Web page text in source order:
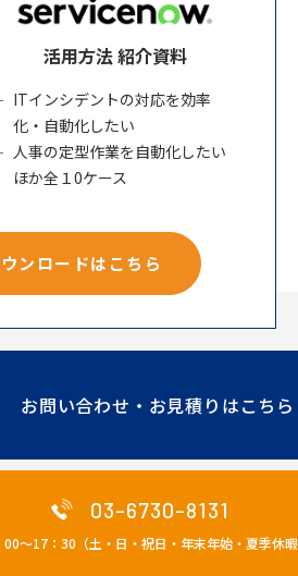
活用方法 紹介資料
ITインシデントの対応を効率
化・自動化したい
人事の定型作業を自動化したい
ほか全１0ケース
ンロードはこちら
お問い合わせ・お見積りはこちら
03-6730-8131
00～17：30（土・日・祝日・年末年始・夏季休